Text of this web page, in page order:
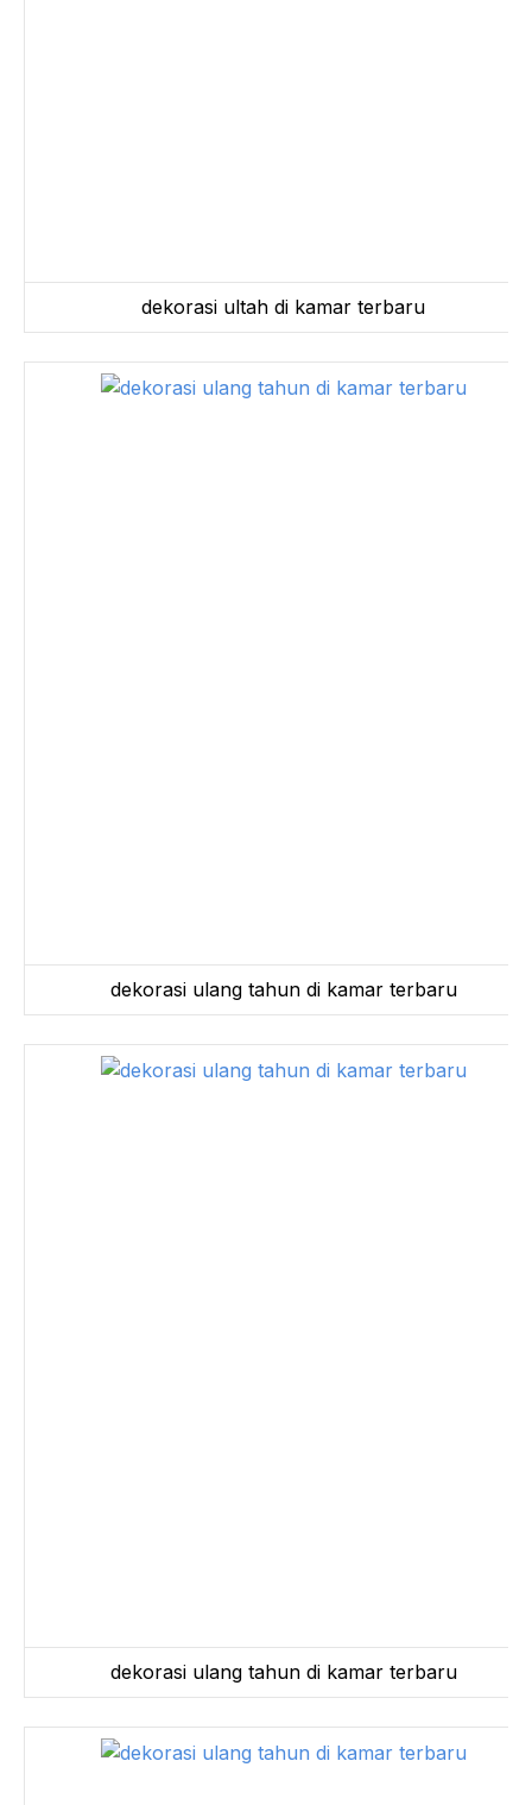
dekorasi ultah di kamar terbaru
dekorasi ulang tahun di kamar terbaru
dekorasi ulang tahun di kamar terbaru